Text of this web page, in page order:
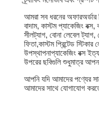
আমরা সব ধরনের অফার
বাদাম, কাস্টম প্যাকেজিং বক্স,
সীলট্যাগ, বোনা লেবেল ট্যাগ,
ফিতা,কাস্টম প্রিন্টেড
উপস্থাপনাপ্যাকেজিং বক্স
উপরের ছবিগুলি শুধুমাত্র
আপনি যদি আমাদের পণ্যের
আমাদের সাথে যোগাযোগ